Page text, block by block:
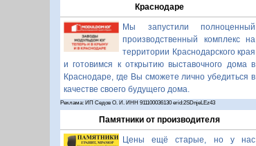
Краснодаре
Мы запустили полноценный
производственный комплекс на
территории Краснодарского края
и готовимся к открытию выставочного дома в
Краснодаре, где Вы сможете лично убедиться в
качестве своего будущего дома.
Реклама: ИП Седов О. И. ИНН 911100036130 erid:2SDnjeLEz43
Памятники от производителя
Цены ещё старые, но у нас